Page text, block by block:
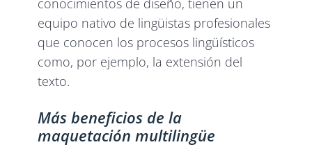
conocimientos de diseño, tienen un
equipo nativo de lingüistas profesionales
que conocen los procesos lingüísticos
como, por ejemplo, la extensión del
texto.
Más beneficios de la
maquetación multilingüe